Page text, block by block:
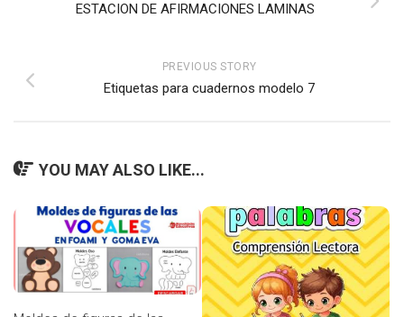
ESTACION DE AFIRMACIONES LAMINAS
PREVIOUS STORY
Etiquetas para cuadernos modelo 7
YOU MAY ALSO LIKE...